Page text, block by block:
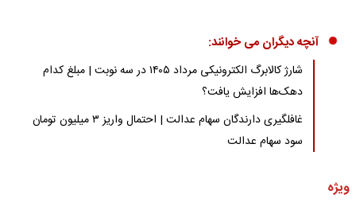
آنچه دیگران می خوانند:
شارژ کالابرگ الکترونیکی مرداد ۱۴۰۵ در سه نوبت | مبلغ کدام
دهک‌ها افزایش یافت؟
غافلگیری دارندگان سهام عدالت | احتمال واریز ۳ میلیون تومان
سود سهام عدالت
ویژه